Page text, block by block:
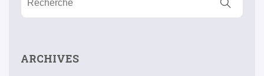
ARCHIVES